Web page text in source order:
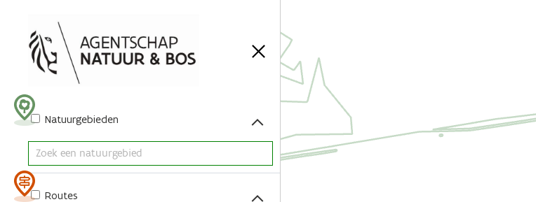
Acties
Natuurgebieden
Routes